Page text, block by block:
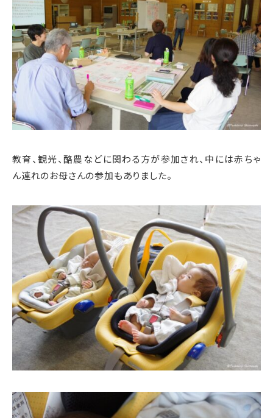
教育、観光、酪農などに関わる方が参加され、中には赤ちゃ
ん連れのお母さんの参加もありました。